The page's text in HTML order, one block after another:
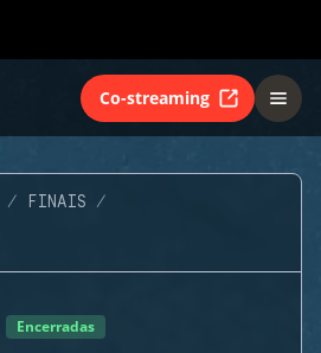
Co-streaming
FINAIS
Encerradas